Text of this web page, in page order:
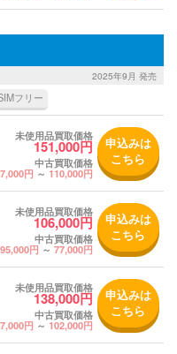
2025年9月 発売
フリー
未使用品買取価格
151,000円
中古買取価格
円 ～110,000円
申込みは
こちら
未使用品買取価格
106,000円
中古買取価格
95,000円 ～77,000円
申込みは
こちら
未使用品買取価格
138,000円
中古買取価格
円 ～102,000円
申込みは
こちら